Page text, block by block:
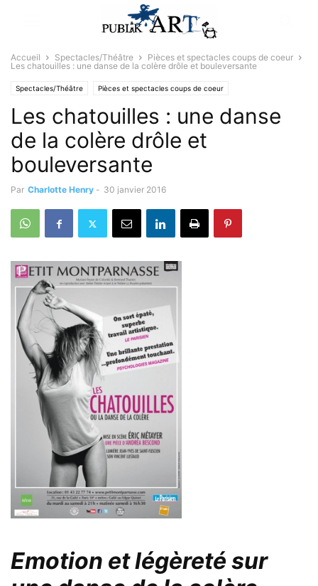
Accueil Spectacles/Théâtre
Pièces et spectacles coups de coeur
Les chatouilles : une danse de la colère drôle et bouleversante
Spectacles/Théâtre Pièces et spectacles coups de coeur
Sélectionné par la rédaction
Les chatouilles : une danse
de la colère drôle et
bouleversante
Par Charlotte Henry - 30 janvier 2016
Emotion et légèreté sur